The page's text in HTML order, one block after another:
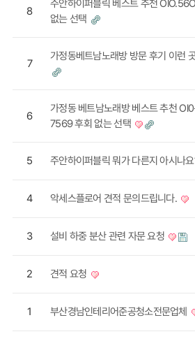
8
주안하이퍼블릭 베스트 추천
없는 선택
7
가정동베트남노래방 방문 후기 이런
6
가정동 베트남노래방 베스트 추
7569 후회 없는 선택
5 주안하이퍼블릭 뭐가 다른지 아시나
4 악세스플로어 견적 문의드립니다.
3 설비 하중 분산 관련 자문 요청
2 견적 요청
1 부산경남인테리어준공청소전문업체